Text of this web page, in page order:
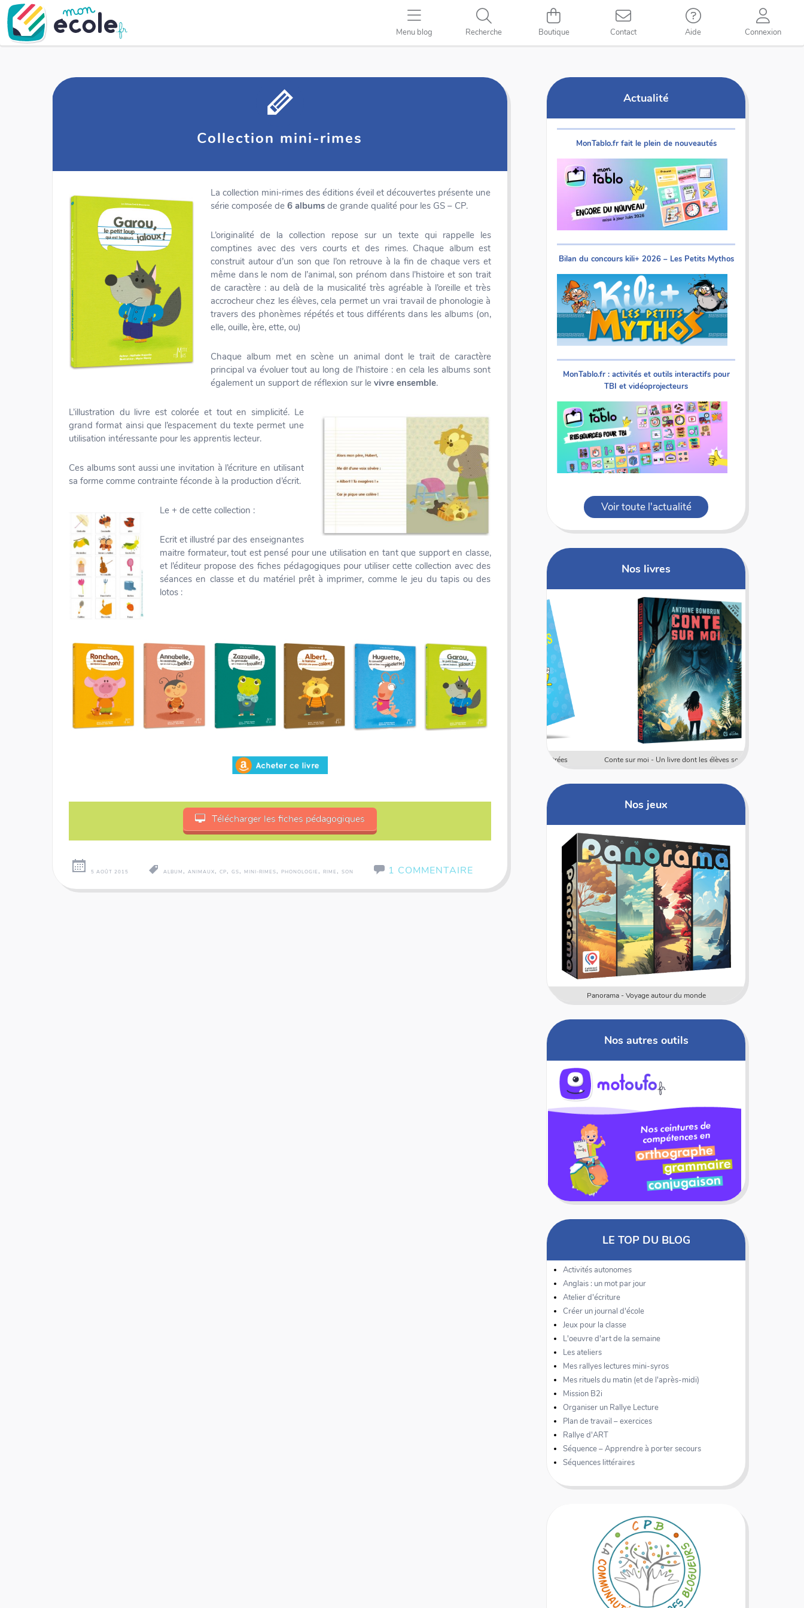
Menu blog Recherche Boutique Contact Aide Connexion
Collection mini-rimes
La collection mini-rimes des éditions éveil et découvertes présente une
série composée de 6 albums de grande qualité pour les GS – CP.
L’originalité de la collection repose sur un texte qui rappelle les
comptines avec des vers courts et des rimes. Chaque album est
construit autour d’un son que l’on retrouve à la fin de chaque vers et
même dans le nom de l’animal, son prénom dans l’histoire et son trait
de caractère : au delà de la musicalité très agréable à l’oreille et très
accrocheur chez les élèves, cela permet un vrai travail de phonologie à
travers des phonèmes répétés et tous différents dans les albums (on,
elle, ouille, ère, ette, ou)
Chaque album met en scène un animal dont le trait de caractère
principal va évoluer tout au long de l’histoire : en cela les albums sont
également un support de réflexion sur le vivre ensemble.
L’illustration du livre est colorée et tout en simplicité. Le
grand format ainsi que l’espacement du texte permet une
utilisation intéressante pour les apprentis lecteur.
Ces albums sont aussi une invitation à l’écriture en utilisant
sa forme comme contrainte féconde à la production d’écrit.
Le + de cette collection :
Ecrit et illustré par des enseignantes
maitre formateur, tout est pensé pour une utilisation en tant que support en classe,
et l’éditeur propose des fiches pédagogiques pour utiliser cette collection avec des
séances en classe et du matériel prêt à imprimer, comme le jeu du tapis ou des
lotos :
Télécharger les fiches pédagogiques
5 AOÛT 2015 ALBUM ,ANIMAUX,CP,GS,MINI-RIMES,PHONOLOGIE ,RIME ,SON 1 COMMENTAIRE
Actualité
MonTablo.fr fait le plein de nouveautés
Bilan du concours kili+ 2026 – Les Petits Mythos
MonTablo.fr : activités et outils interactifs pour
TBI et vidéoprojecteurs
Voir toute l'actualité
Nos livres
Conte sur moi - Un livre dont les élèves sont les héros
Nos jeux
Numericards - Mesure
Nos autres outils
LE TOP DU BLOG
Activités autonomes
Anglais : un mot par jour
Atelier d'écriture
Créer un journal d'école
Jeux pour la classe
L'oeuvre d'art de la semaine
Les ateliers
Mes rallyes lectures mini-syros
Mes rituels du matin (et de l'après-midi)
Mission B2i
Organiser un Rallye Lecture
Plan de travail – exercices
Rallye d'ART
Séquence – Apprendre à porter secours
Séquences littéraires